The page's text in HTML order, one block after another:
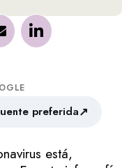
preferida↗
está,